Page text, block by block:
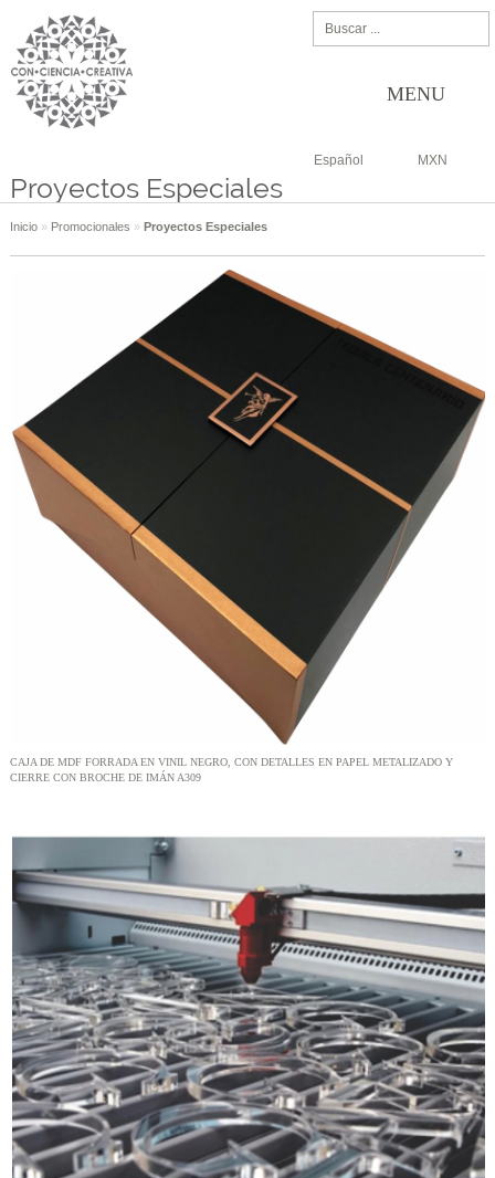
MENU
Proyectos Especiales
MXN
Español
Inicio » Promocionales » Proyectos Especiales
CAJA DE MDF FORRADA EN VINIL NEGRO, CON DETALLES EN PAPEL METALIZADO Y
CIERRE CON BROCHE DE IMÁN A309